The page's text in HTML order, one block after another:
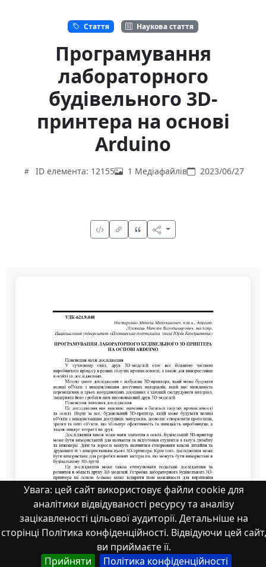
Увага: цей сайт використовує файли cookie для
аналітики відвідуваності ресурсу та аналізу
зацікавленості цільової аудиторії. Детальніше на
сторінці Політика конфіденційності. Відвідуючи цей сайт,
ви приймаєте її.
Прийняти
Політика конфіденційності
Стаття Наукова стаття
Програмування
лабораторного
будівельного 3D-
принтера на основі
Arduino
ID елемента: 12155 1 Медіафайлів 2023/06/27